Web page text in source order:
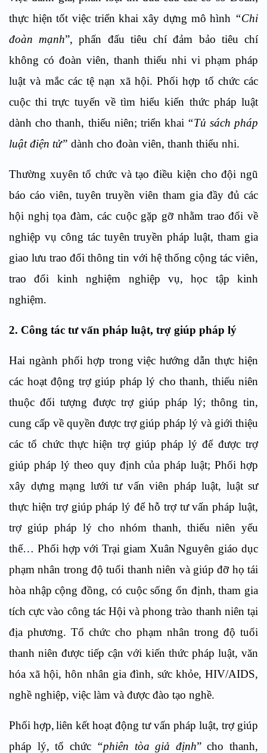
thực hiện tốt việc triển khai xây dựng mô hình “Chi
đoàn mạnh”, phấn đấu tiêu chí đảm bảo tiêu chí
không có đoàn viên, thanh thiếu nhi vi phạm pháp
luật và mắc các tệ nạn xãhội. Phối hợp tổ chức các
cuộc thi trực tuyến về tìm hiểu kiến thức pháp luật
dành cho thanh, thiếu niên; triển khai “Tủ sách pháp
luật điện tử” dành cho đoàn viên, thanh thiếu nhi.
Thường xuyên tổ chức và tạo điều kiện cho đội ngũ
báo cáo viên, tuyên truyền viên tham gia đầy đủ các
hội nghị tọa đàm, các cuộc gặp gỡ nhằm trao đổi về
nghiệp vụ công tác tuyên truyền pháp luật, tham gia
giao lưu trao đổi thông tin với hệ thống cộng tác viên,
trao đổi kinh nghiệm nghiệp vụ, học tập kinh
nghiệm.
2. Công tác tư vấn pháp luật, trợ giúp pháp lý
Hai ngành phối hợp trong việchướng dẫn thực hiện
các hoạt động trợ giúp pháp lý cho thanh, thiếu niên
thuộc đối tượng được trợ giúp pháp lý; thông tin,
cung cấp về quyền được trợ giúp pháp lý và giới thiệu
các tổ chức thực hiện trợ giúp pháp lý để được trợ
giúp pháp lý theo quy định của pháp luật;Phối hợp
xây dựng mạng lưới tư vấn viên pháp luật, luật sư
thực hiện trợ giúp pháp lý để hỗ trợ tư vấn pháp luật,
trợ giúp pháp lý cho nhóm thanh, thiếu niên yếu
thế… Phối hợp với Trại giam Xuân Nguyên giáo dục
phạm nhân trong độ tuổi thanh niên và giúp đỡ họ tái
hòa nhập cộng đồng, có cuộc sống ổn định, tham gia
tích cực vào công tác Hội và phong trào thanh niên tại
địa phương. Tổ chức cho phạm nhân trong độ tuổi
thanh niên được tiếp cận với kiến thức pháp luật, văn
hóa xã hội, hôn nhân gia đình, sức khỏe, HIV/AIDS,
nghề nghiệp, việc làm và được đào tạo nghề.
Phối hợp,liên kết hoạt động tư vấn pháp luật, trợ giúp
pháp lý, tổ chức “phiên tòa giả định”cho thanh,